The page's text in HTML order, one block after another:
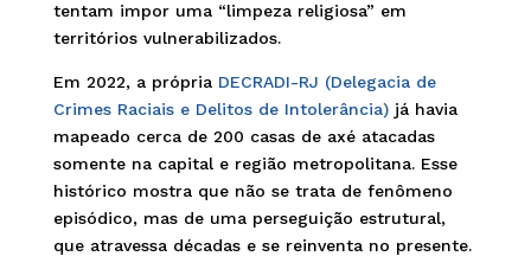
tentam impor uma “limpeza religiosa” em
territórios vulnerabilizados.
Em 2022, a própria DECRADI-RJ (Delegacia de
Crimes Raciais e Delitos de Intolerância)já havia
mapeado cerca de 200 casas de axé atacadas
somente na capital e região metropolitana. Esse
histórico mostra que não se trata de fenômeno
episódico, mas de uma perseguição estrutural,
que atravessa décadas e se reinventa no presente.